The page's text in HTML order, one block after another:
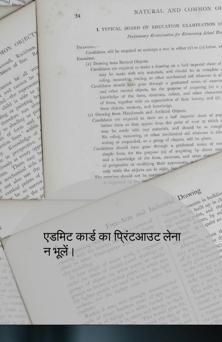
एडमिट कार्ड का प्रिंटआउट लेना
न भूलें।